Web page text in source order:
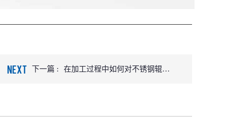
NEXT 下一篇 :
在加工过程中如何对不锈钢辊进